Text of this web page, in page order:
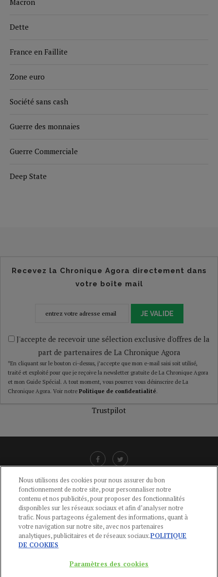
Dette
France en Faillite
Zone euro
Société sans cash
Guerre des monnaies
Guerre Commerciale
Deep State
Recevez la Chronique Agora directement dans
votre boîte mail
JE VALIDE
J'accepte de recevoir une sélection exclusive d'offres de la
part de partenaires de La Chronique Agora
*En cliquant sur le bouton ci-dessus, j’accepte que mon e-mail saisi soit utilisé,
traité et exploité pour que je reçoive la newsletter gratuite de La Chronique Agora
et mon Guide Spécial. A tout moment, vous pourrez vous désinscrire de La
Chronique Agora. Voir notre Politique de confidentialité.
Trustpilot
LIENS UTILES
CGU-POLITIQUE DE CONFIDENTIALITÉ -POLITIQUE DES COOKIES
MENTIONS LÉGALES -AIDE
CONTACT
Du Lundi au Vendredi, 9h-13h et 14h-17h
Nous utilisons des cookies pour nous assurer du bon
fonctionnement de notre site, pour personnaliser notre
contenu et nos publicités, pour proposer des fonctionnalités
disponibles sur les réseaux sociaux et afin d’analyser notre
trafic. Nous partageons également des informations, quant à
votre navigation sur notre site, avec nos partenaires
analytiques, publicitaires et de réseaux sociaux.POLITIQUE
DE COOKIES
Paramètres des cookies